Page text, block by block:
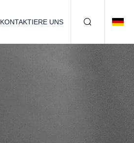
KONTAKTIERE UNS